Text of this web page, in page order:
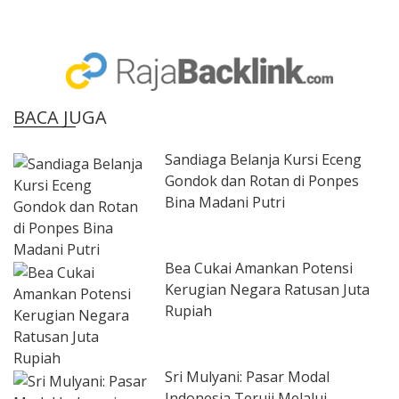
BACA JUGA
Sandiaga Belanja Kursi Eceng
Gondok dan Rotan di Ponpes
Bina Madani Putri
Bea Cukai Amankan Potensi
Kerugian Negara Ratusan Juta
Rupiah
Sri Mulyani: Pasar Modal